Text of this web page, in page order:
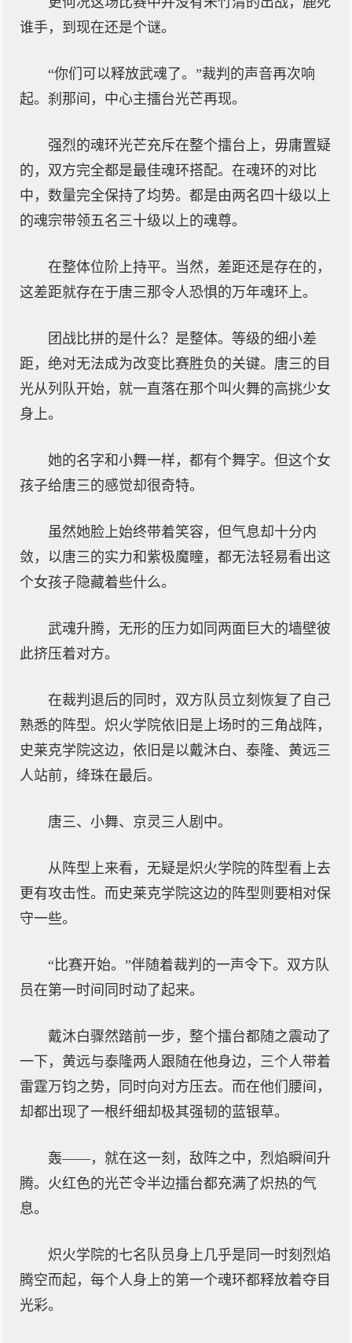
谁手，到现在还是个谜。
“你们可以释放武魂了。”裁判的声音再次响
起。刹那间，中心主擂台光芒再现。
强烈的魂环光芒充斥在整个擂台上，毋庸置疑
的，双方完全都是最佳魂环搭配。在魂环的对比
中，数量完全保持了均势。都是由两名四十级以上
的魂宗带领五名三十级以上的魂尊。
在整体位阶上持平。当然，差距还是存在的，
这差距就存在于唐三那令人恐惧的万年魂环上。
团战比拼的是什么？是整体。等级的细小差
距，绝对无法成为改变比赛胜负的关键。唐三的目
光从列队开始，就一直落在那个叫火舞的高挑少女
身上。
她的名字和小舞一样，都有个舞字。但这个女
孩子给唐三的感觉却很奇特。
虽然她脸上始终带着笑容，但气息却十分内
敛，以唐三的实力和紫极魔瞳，都无法轻易看出这
个女孩子隐藏着些什么。
武魂升腾，无形的压力如同两面巨大的墙壁彼
此挤压着对方。
在裁判退后的同时，双方队员立刻恢复了自己
熟悉的阵型。炽火学院依旧是上场时的三角战阵，
史莱克学院这边，依旧是以戴沐白、泰隆、黄远三
人站前，绛珠在最后。
唐三、小舞、京灵三人剧中。
从阵型上来看，无疑是炽火学院的阵型看上去
更有攻击性。而史莱克学院这边的阵型则要相对保
守一些。
“比赛开始。”伴随着裁判的一声令下。双方队
员在第一时间同时动了起来。
戴沐白骤然踏前一步，整个擂台都随之震动了
一下，黄远与泰隆两人跟随在他身边，三个人带着
雷霆万钧之势，同时向对方压去。而在他们腰间，
却都出现了一根纤细却极其强韧的蓝银草。
轰——，就在这一刻，敌阵之中，烈焰瞬间升
腾。火红色的光芒令半边擂台都充满了炽热的气
息。
炽火学院的七名队员身上几乎是同一时刻烈焰
腾空而起，每个人身上的第一个魂环都释放着夺目
光彩。